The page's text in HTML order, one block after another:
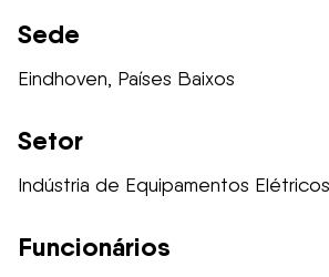
Sede
Eindhoven, Países Baixos
Setor
Indústria de Equipamentos Elétricos
Funcionários